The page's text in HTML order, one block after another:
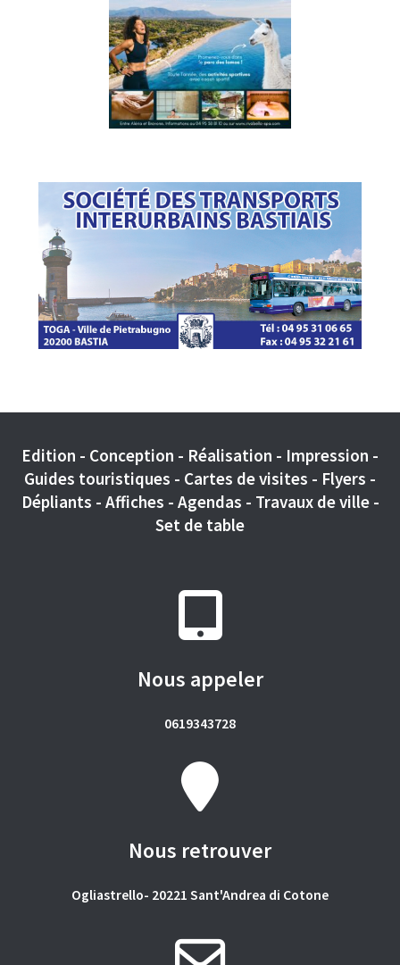
Edition - Conception - Réalisation - Impression -
Guides touristiques - Cartes de visites - Flyers -
Dépliants - Affiches - Agendas - Travaux de ville -
Set de table
Nous appeler
0619343728
Nous retrouver
Ogliastrello- 20221 Sant'Andrea di Cotone